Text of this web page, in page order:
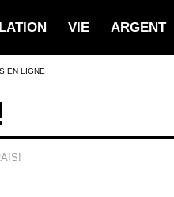
VIE ARGENT
EN LIGNE